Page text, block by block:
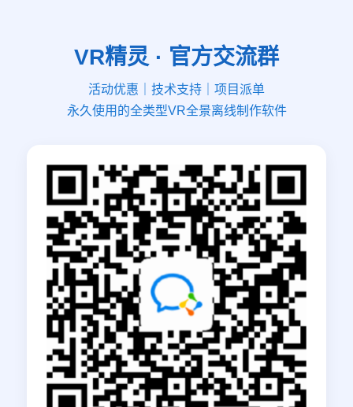
VR精灵 · 官方交流群
活动优惠｜技术支持｜项目派单
永久使用的全类型VR全景离线制作软件